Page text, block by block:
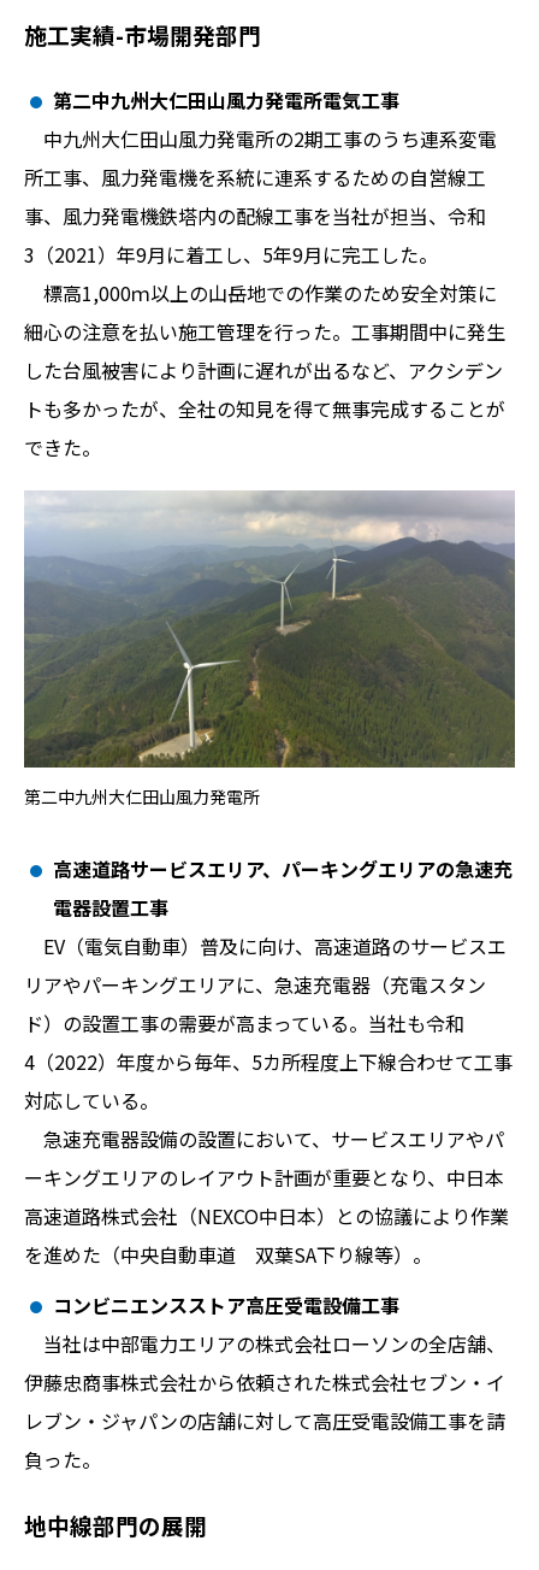
施工実績-市場開発部門
第二中九州大仁田山風力発電所電気工事
中九州大仁田山風力発電所の2期工事のうち連系変電
所工事、風力発電機を系統に連系するための自営線工
事、風力発電機鉄塔内の配線工事を当社が担当、令和
3（2021）年9月に着工し、5年9月に完工した。
標高1,000ｍ以上の山岳地での作業のため安全対策に
細心の注意を払い施工管理を行った。工事期間中に発生
した台風被害により計画に遅れが出るなど、アクシデン
トも多かったが、全社の知見を得て無事完成することが
できた。
第二中九州大仁田山風力発電所
高速道路サービスエリア、パーキングエリアの急速充
電器設置工事
EV（電気自動車）普及に向け、高速道路のサービスエ
リアやパーキングエリアに、急速充電器（充電スタン
ド）の設置工事の需要が高まっている。当社も令和
4（2022）年度から毎年、5カ所程度上下線合わせて工事
対応している。
急速充電器設備の設置において、サービスエリアやパ
ーキングエリアのレイアウト計画が重要となり、中日本
高速道路株式会社（NEXCO中日本）との協議により作業
を進めた（中央自動車道 双葉SA下り線等）。
コンビニエンスストア高圧受電設備工事
当社は中部電力エリアの株式会社ローソンの全店舗、
伊藤忠商事株式会社から依頼された株式会社セブン・イ
レブン・ジャパンの店舗に対して高圧受電設備工事を請
負った。
地中線部門の展開